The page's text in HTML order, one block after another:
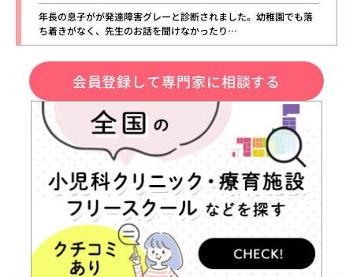
年長の息子がが発達障害グレーと診断されました。幼稚園でも落
ち着きがなく、先生のお話を聞けなかったり…
会員登録して専門家に相談する